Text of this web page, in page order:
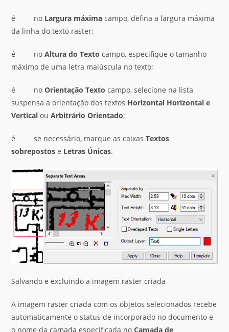
é no Largura máxima campo, defina a largura máxima
da linha do texto raster;
é noAltura do Texto campo, especifique o tamanho
máximo de uma letra maiúscula no texto;
é noOrientação Texto campo, selecione na lista
suspensa a orientação dos textos Horizontal Horizontal e
Vertical ouArbitrário Orientado;
é se necessário, marque as caixasTextos
sobrepostos e Letras Únicas.
Salvando e excluindo a imagem raster criada
A imagem raster criada com os objetos selecionados recebe
automaticamente o status de incorporado no documento e
o nome da camada especificada noCamada de